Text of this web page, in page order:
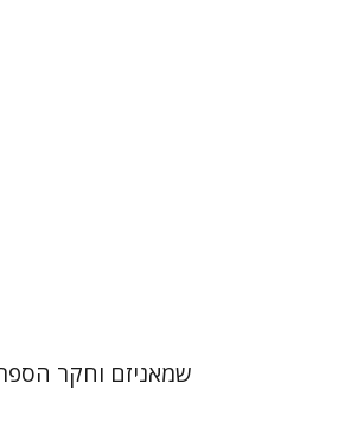
שמאניזם וחקר